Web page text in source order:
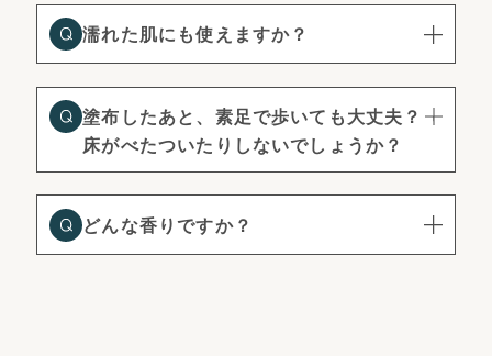
濡れた肌にも使えますか？
塗布したあと、素足で歩いても大丈夫？
床がべたついたりしないでしょうか？
どんな香りですか？